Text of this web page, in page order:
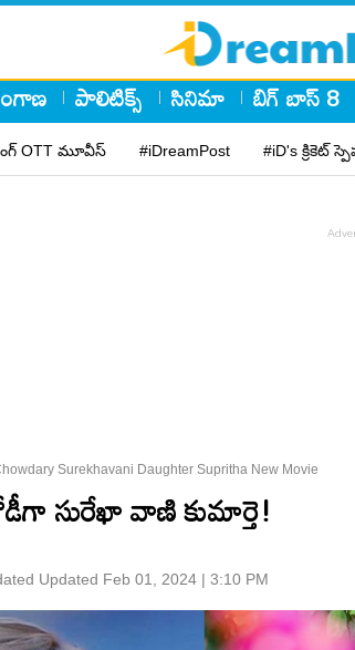
పాలిటిక్స్ సినిమా బిగ్ బాస్ 8
OTT మూవీస్ #iDreamPost #iD's క్రికెట్
Surekhavani Daughter Supritha New Movie
సురేఖా వాణి కుమార్తె!
Updated Feb 01, 2024 | 3:10 PM